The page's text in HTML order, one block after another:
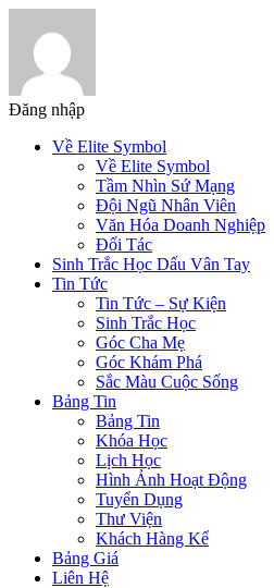
Đăng nhập
Về Elite Symbol
Về Elite Symbol
Tầm Nhìn Sứ Mạng
Đội Ngũ Nhân Viên
Văn Hóa Doanh Nghiệp
Đối Tác
Sinh Trắc Học Dấu Vân Tay
Tin Tức
Tin Tức – Sự Kiện
Sinh Trắc Học
Góc Cha Mẹ
Góc Khám Phá
Sắc Màu Cuộc Sống
Bảng Tin
Bảng Tin
Khóa Học
Lịch Học
Hình Ảnh Hoạt Động
Tuyển Dụng
Thư Viện
Khách Hàng Kể
Bảng Giá
Liên Hệ